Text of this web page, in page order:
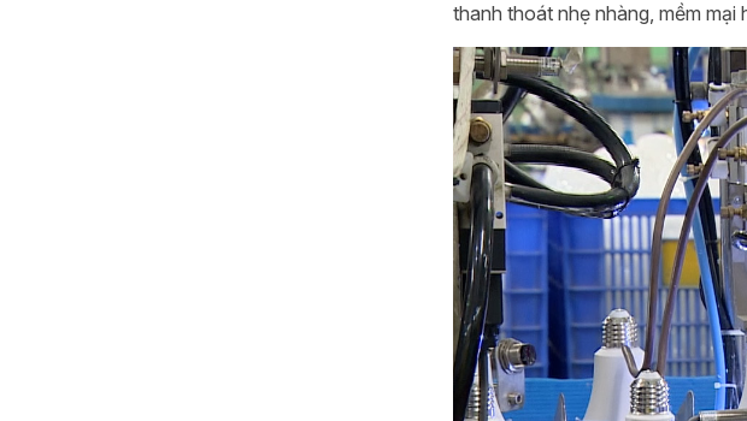
thanh thoát nhẹ nhàng, mềm